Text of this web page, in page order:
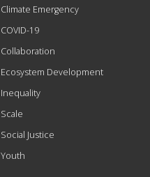
Climate Emergency
COVID-19
Collaboration
Ecosystem Development
Inequality
Scale
Social Justice
Youth